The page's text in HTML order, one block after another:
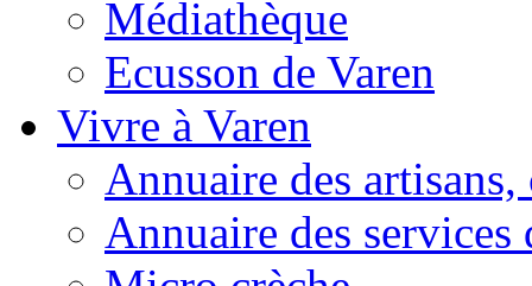
Médiathèque
Ecusson de Varen
Vivre à Varen
Annuaire des
Annuaire des services